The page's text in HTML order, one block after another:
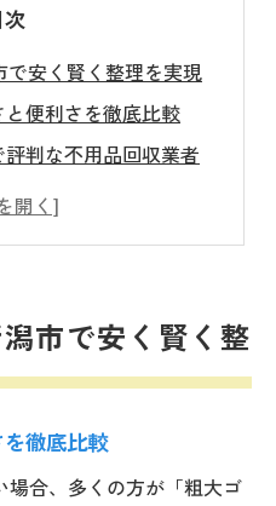
次
安く賢く整理を実現
便利さを徹底比較
判な不用品回収業者
回収サービスの条件
悔しない方法とは
ミの違いを解説
分の失敗例と対策
の活用法を紹介
市で安く賢く整
徹底比較
合、多くの方が「粗大ゴ